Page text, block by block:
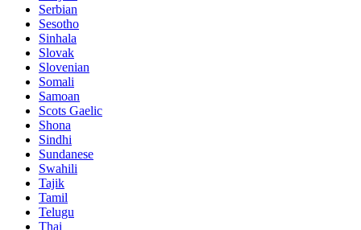
Serbian
Sesotho
Sinhala
Slovak
Slovenian
Somali
Samoan
Scots Gaelic
Shona
Sindhi
Sundanese
Swahili
Tajik
Tamil
Telugu
Thai